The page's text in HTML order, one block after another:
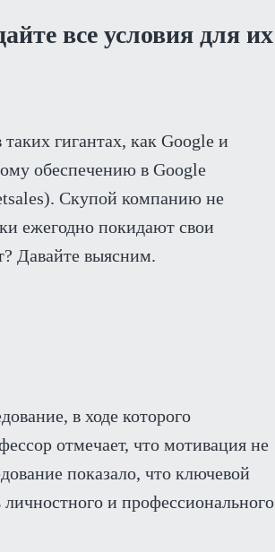
все условия для их
гигантах, как Google и
обеспечению в Google
Скупой компанию не
ежегодно покидают свои
Давайте выясним.
в ходе которого
отмечает, что мотивация не
показало, что ключевой
и профессионального